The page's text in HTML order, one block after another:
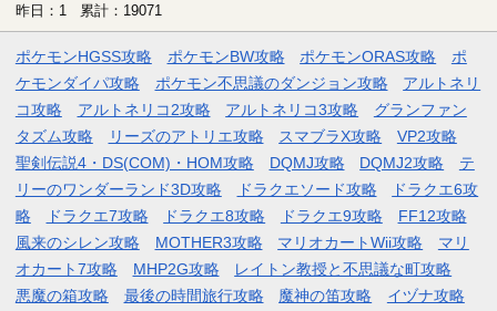
昨日：1 累計：19071
ポケモンHGSS攻略 ポケモンBW攻略 ポケモンORAS攻略
ポ
ケモンダイパ攻略
ポケモン不思議のダンジョン攻略
アルトネリ
コ攻略
アルトネリコ2攻略 アルトネリコ3攻略
グランファン
タズム攻略
リーズのアトリエ攻略 スマブラX攻略
VP2攻略
聖剣伝説4・DS(COM)・HOM攻略
DQMJ攻略 DQMJ2攻略
テ
リーのワンダーランド3D攻略
ドラクエソード攻略
ドラクエ6攻
略
ドラクエ7攻略 ドラクエ8攻略 ドラクエ9攻略
FF12攻略
風来のシレン攻略
MOTHER3攻略 マリオカートWii攻略
マリ
オカート7攻略
MHP2G攻略
レイトン教授と不思議な町攻略
悪魔の箱攻略
最後の時間旅行攻略 魔神の笛攻略 イヅナ攻略